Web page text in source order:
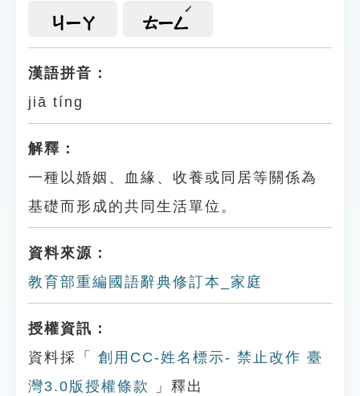
ㄐㄧㄚ ㄊㄧㄥ
漢語拼音：
jiā tíng
解釋：
一種以婚姻、血緣、收養或同居等關係為
基礎而形成的共同生活單位。
資料來源：
教育部重編國語辭典修訂本_家庭
授權資訊：
資料採「
創用CC-姓名標示- 禁止改作 臺
灣3.0版授權條款
」釋出